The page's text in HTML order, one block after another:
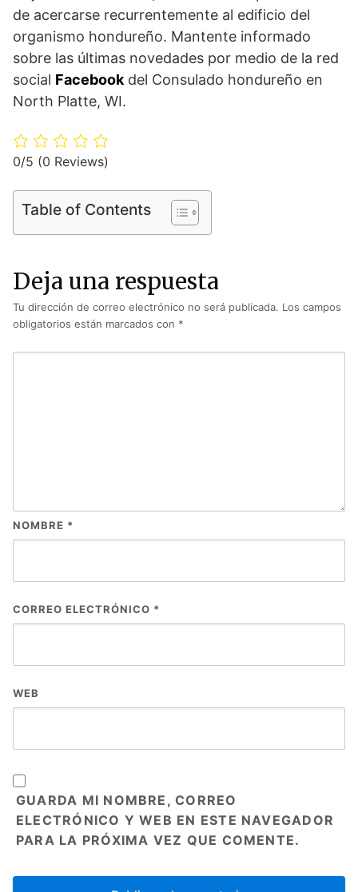
de acercarse recurrentemente al edificio del
organismo hondureño. Mantente informado
sobre las últimas novedades por medio de la red
social Facebook del Consulado hondureño en
North Platte, WI.
0/5 (0 Reviews)
Table of Contents
Deja una respuesta
Tu dirección de correo electrónico no será publicada. Los campos
obligatorios están marcados con *
NOMBRE *
CORREO ELECTRÓNICO *
WEB
GUARDA MI NOMBRE, CORREO
ELECTRÓNICO Y WEB EN ESTE NAVEGADOR
PARA LA PRÓXIMA VEZ QUE COMENTE.